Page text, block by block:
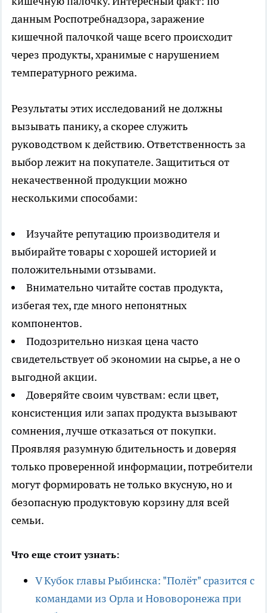
данным Роспотребнадзора, заражение
кишечной палочкой чаще всего происходит
через продукты, хранимые с нарушением
температурного режима.
Результаты этих исследований не должны
вызывать панику, а скорее служить
руководством к действию. Ответственность за
выбор лежит на покупателе. Защититься от
некачественной продукции можно
несколькими способами:
Изучайте репутацию производителя и
выбирайте товары с хорошей историей и
положительными отзывами.
Внимательно читайте состав продукта,
избегая тех, где много непонятных
компонентов.
Подозрительно низкая цена часто
свидетельствует об экономии на сырье, а не о
выгодной акции.
Доверяйте своим чувствам: если цвет,
консистенция или запах продукта вызывают
сомнения, лучше отказаться от покупки.
Проявляя разумную бдительность и доверяя
только проверенной информации, потребители
могут формировать не только вкусную, но и
безопасную продуктовую корзину для всей
семьи.
Что еще стоит узнать:
V Кубок главы Рыбинска: "Полёт" сразится с
командами из Орла и Нововоронежа при